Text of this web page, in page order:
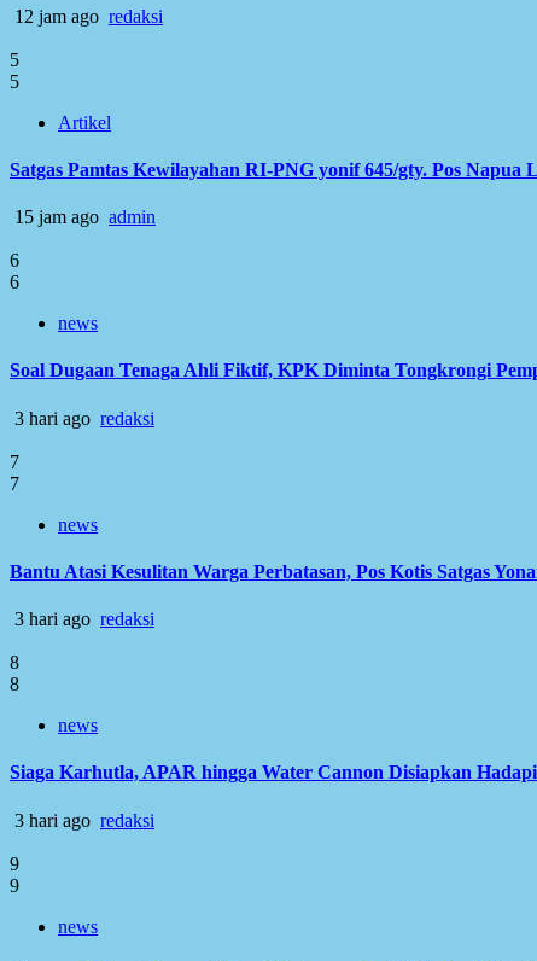
12 jam ago redaksi
5
5
Artikel
Satgas Pamtas Kewilayahan RI-PNG yonif 645/gty. Pos
15 jam ago admin
6
6
news
Soal Dugaan Tenaga Ahli Fiktif, KPK Diminta Tongkrongi
3 hari ago redaksi
7
7
news
Bantu Atasi Kesulitan Warga Perbatasan, Pos Kotis Satgas
3 hari ago redaksi
8
8
news
Siaga Karhutla, APAR hingga Water Cannon Disiapkan
3 hari ago redaksi
9
9
news